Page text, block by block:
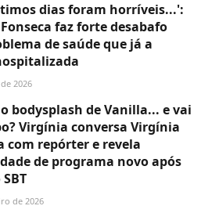
dias foram horríveis...':
faz forte desabafo
de saúde que já a
2026
bodysplash de Vanilla... e vai
Virgínia conversa Virgínia
com repórter e revela
de programa novo após
de 2026